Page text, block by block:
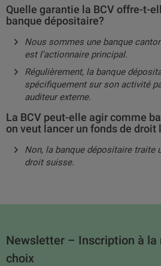
Quelle garantie la BCV offre-t-
banque dépositaire?
Nous sommes une banque
est l’actionnaire principal.
Régulièrement, la banque
spécifiquement sur son activité
auditeur externe.
La BCV peut-elle agir comme
on veut lancer un fonds de droit
Non, la banque dépositaire traite
droit suisse.
Newsletter – Inscription à la
choix